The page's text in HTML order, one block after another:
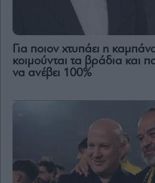
Για ποιον χτυπάει η
κοιμούνται τα βράδια και
να ανέβει 100%